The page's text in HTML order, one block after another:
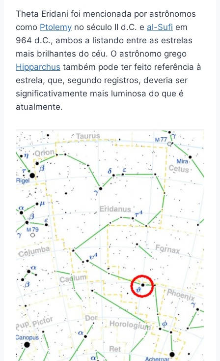
Theta Eridani foi mencionada por astrônomos
como Ptolemy no século II d.C. e al-Sufi em
964 d.C., ambos a listando entre as estrelas
mais brilhantes do céu. O astrônomo grego
Hipparchus também pode ter feito referência à
estrela, que, segundo registros, deveria ser
significativamente mais luminosa do que é
atualmente.